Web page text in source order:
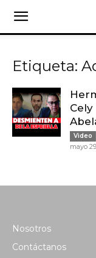
Etiqueta:
Cely
Video
mayo
Nosotros
Contáctanos